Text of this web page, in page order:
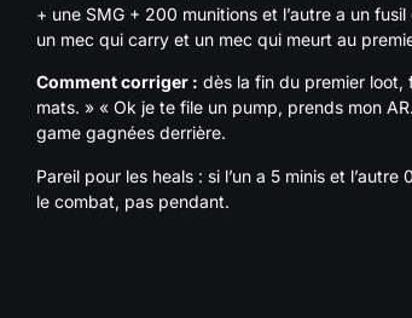
+ une SMG + 200 munitions et l’autre a un
un mec qui carry et un mec qui meurt au
Comment corriger : dès la fin du premier loot,
mats. » « Ok je te file un pump, prends mon
game gagnées derrière.
Pareil pour les heals : si l’un a 5 minis et
le combat, pas pendant.